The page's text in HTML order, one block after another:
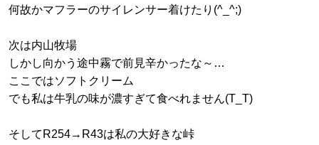
何故かマフラーのサイレンサー着けたり(^_^;)
次は内山牧場
しかし向かう途中霧で前見辛かったな～…
ここではソフトクリーム
でも私は牛乳の味が濃すぎて食べれません(T_T)
そしてR254→R43は私の大好きな峠